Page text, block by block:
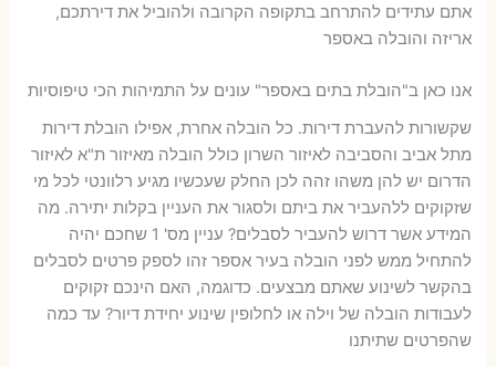
אתם עתידים להתרחב בתקופה הקרובה ולהוביל את דירתכם,
אריזה והובלה באספר
אנו כאן ב"הובלת בתים באספר" עונים על התמיהות הכי טיפוסיות
שקשורות להעברת דירות. כל הובלה אחרת, אפילו הובלת דירות
מתל אביב והסביבה לאיזור השרון כולל הובלה מאיזור ת"א לאיזור
הדרום יש להן משהו זהה לכן החלק שעכשיו מגיע רלוונטי לכל מי
שזקוקים ללהעביר את ביתם ולסגור את העניין בקלות יתירה. מה
המידע אשר דרוש להעביר לסבלים? עניין מס' 1 שחכם יהיה
להתחיל ממש לפני הובלה בעיר אספר זהו לספק פרטים לסבלים
בהקשר לשינוע שאתם מבצעים. כדוגמה, האם הינכם זקוקים
לעבודות הובלה של וילה או לחלופין שינוע יחידת דיור? עד כמה
שהפרטים שתיתנו